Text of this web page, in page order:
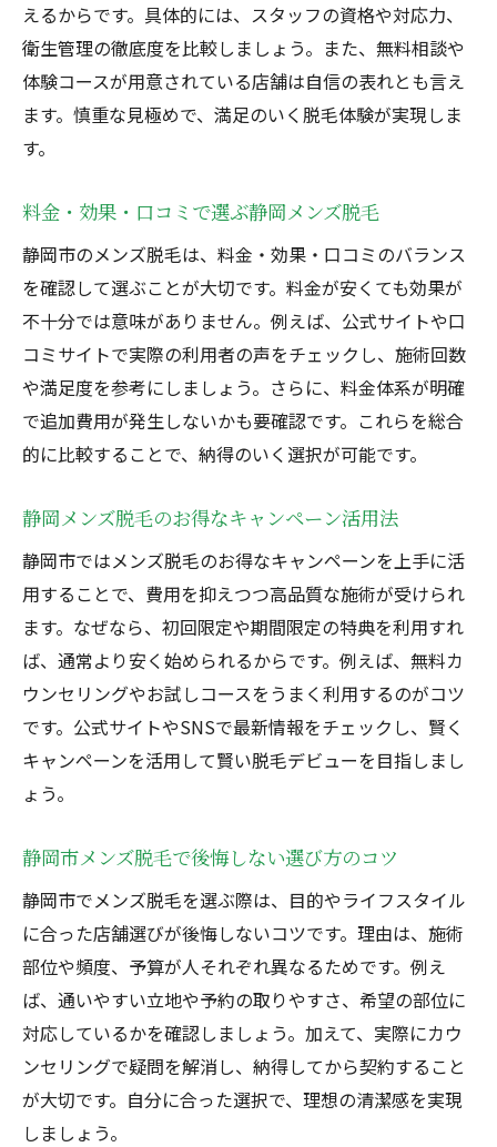
えるからです。具体的には、スタッフの資格や対応力、
衛生管理の徹底度を比較しましょう。また、無料相談や
体験コースが用意されている店舗は自信の表れとも言え
ます。慎重な見極めで、満足のいく脱毛体験が実現しま
す。
料金・効果・口コミで選ぶ静岡メンズ脱毛
静岡市のメンズ脱毛は、料金・効果・口コミのバランス
を確認して選ぶことが大切です。料金が安くても効果が
不十分では意味がありません。例えば、公式サイトや口
コミサイトで実際の利用者の声をチェックし、施術回数
や満足度を参考にしましょう。さらに、料金体系が明確
で追加費用が発生しないかも要確認です。これらを総合
的に比較することで、納得のいく選択が可能です。
静岡メンズ脱毛のお得なキャンペーン活用法
静岡市ではメンズ脱毛のお得なキャンペーンを上手に活
用することで、費用を抑えつつ高品質な施術が受けられ
ます。なぜなら、初回限定や期間限定の特典を利用すれ
ば、通常より安く始められるからです。例えば、無料カ
ウンセリングやお試しコースをうまく利用するのがコツ
です。公式サイトやSNSで最新情報をチェックし、賢く
キャンペーンを活用して賢い脱毛デビューを目指しまし
ょう。
静岡市メンズ脱毛で後悔しない選び方のコツ
静岡市でメンズ脱毛を選ぶ際は、目的やライフスタイル
に合った店舗選びが後悔しないコツです。理由は、施術
部位や頻度、予算が人それぞれ異なるためです。例え
ば、通いやすい立地や予約の取りやすさ、希望の部位に
対応しているかを確認しましょう。加えて、実際にカウ
ンセリングで疑問を解消し、納得してから契約すること
が大切です。自分に合った選択で、理想の清潔感を実現
しましょう。